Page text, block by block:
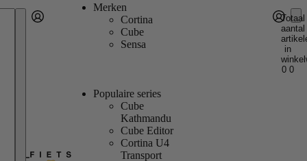
Merken
Cortina
Cube
Sensa
Populaire series
Cube
Kathmandu
Cube Editor
Cortina U4
Transport
Andere inlogoptiesInloggen
Totaal
aantal
in
0 0